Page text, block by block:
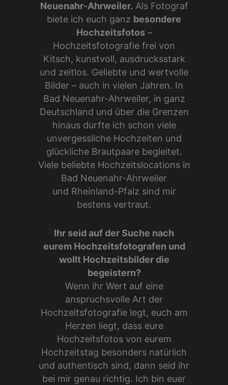
Neuenahr-Ahrweiler. Als Fotograf
biete ich euch ganz besondere
Hochzeitsfotos–
Hochzeitsfotografie frei von
Kitsch, kunstvoll, ausdrucksstark
und zeitlos. Geliebte und wertvolle
Bilder – auch in vielen Jahren. In
Bad Neuenahr-Ahrweiler, in ganz
Deutschland und über die Grenzen
hinaus durfte ich schon viele
unvergessliche Hochzeiten und
glückliche Brautpaare begleitet.
Viele beliebte Hochzeitslocations in
Bad Neuenahr-Ahrweiler
und Rheinland-Pfalz sind mir
bestens vertraut.
Ihr seid auf der Suche nach
eurem Hochzeitsfotografen und
wollt Hochzeitsbilder die
begeistern?
Wenn ihr Wert auf eine
anspruchsvolle Art der
Hochzeitsfotografie legt, euch am
Herzen liegt, dass eure
Hochzeitsfotos von eurem
Hochzeitstag besonders natürlich
und authentisch sind, dann seid ihr
bei mir genau richtig. Ich bin euer